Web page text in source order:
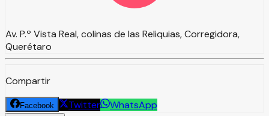
Av. P.º Vista Real, colinas de las Reliquias, Corregidora,
Querétaro
Compartir
Facebook Twitter WhatsApp